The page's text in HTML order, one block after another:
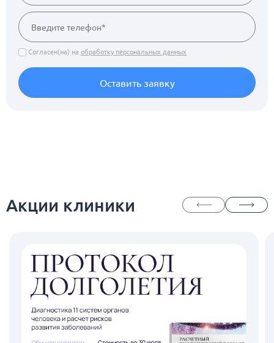
Согласен(на) на обработку персональных данных
Оставить заявку
Акции клиники